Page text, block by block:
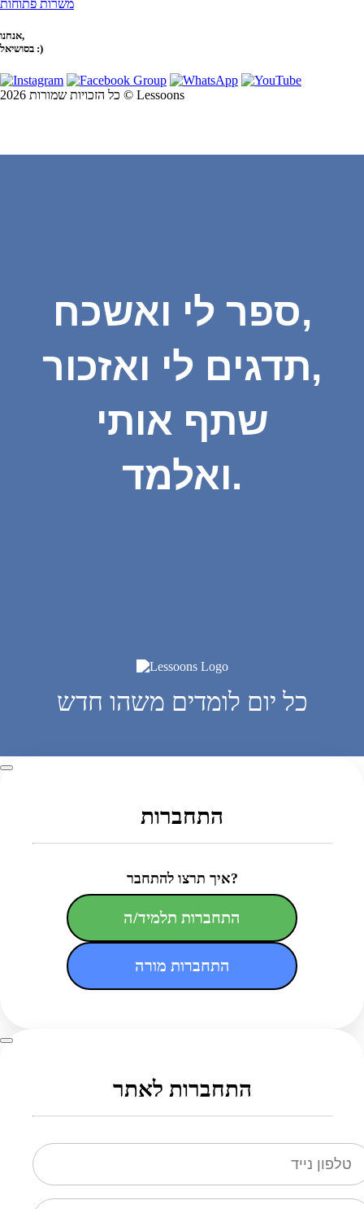
משרות פתוחות
אנחנו,
בסושיאל :)
כל הזכויות שמורות 2026 © Lessoons
ספר לי ואשכח,
תדגים לי ואזכור,
שתף אותי
ואלמד.
כל יום לומדים משהו חדש
התחברות
איך תרצו להתחבר?
התחברות תלמיד/ה
התחברות מורה
התחברות לאתר